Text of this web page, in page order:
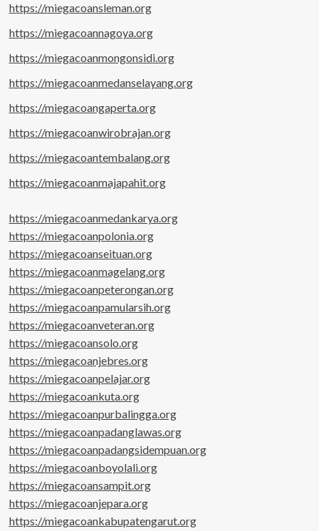
https://miegacoansleman.org
https://miegacoannagoya.org
https://miegacoanmongonsidi.org
https://miegacoanmedanselayang.org
https://miegacoangaperta.org
https://miegacoanwirobrajan.org
https://miegacoantembalang.org
https://miegacoanmajapahit.org
https://miegacoanmedankarya.org
https://miegacoanpolonia.org
https://miegacoanseituan.org
https://miegacoanmagelang.org
https://miegacoanpeterongan.org
https://miegacoanpamularsih.org
https://miegacoanveteran.org
https://miegacoansolo.org
https://miegacoanjebres.org
https://miegacoanpelajar.org
https://miegacoankuta.org
https://miegacoanpurbalingga.org
https://miegacoanpadanglawas.org
https://miegacoanpadangsidempuan.org
https://miegacoanboyolali.org
https://miegacoansampit.org
https://miegacoanjepara.org
https://miegacoankabupatengarut.org